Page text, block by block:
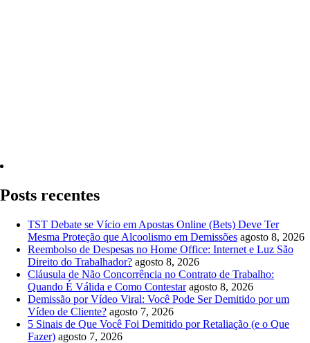
Posts recentes
TST Debate se Vício em Apostas Online (Bets) Deve Ter
Mesma Proteção que Alcoolismo em Demissões agosto 8, 2026
Reembolso de Despesas no Home Office: Internet e Luz São
Direito do Trabalhador? agosto 8, 2026
Cláusula de Não Concorrência no Contrato de Trabalho:
Quando É Válida e Como Contestar agosto 8, 2026
Demissão por Vídeo Viral: Você Pode Ser Demitido por um
Vídeo de Cliente? agosto 7, 2026
5 Sinais de Que Você Foi Demitido por Retaliação (e o Que
Fazer) agosto 7, 2026